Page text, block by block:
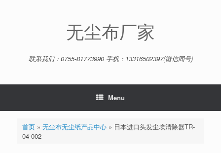
无尘布厂家
联系我们：0755-81773990 手机：13316502397(微信同号)
Menu
首页» 无尘布无尘纸产品中心» 日本进口头发尘埃清除器TR-
04-002